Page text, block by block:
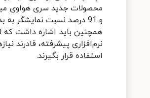
و 91 درصد نسبت نمایشگر به بدنه، توانسته جایگاه مطلوبی را در بین کاربران رایانه‌های همراه کسب کنند.
همچنین باید اشاره داشت که
نرم‌افزاری پیشرفته، قادرند
استفاده قرار بگیرند.